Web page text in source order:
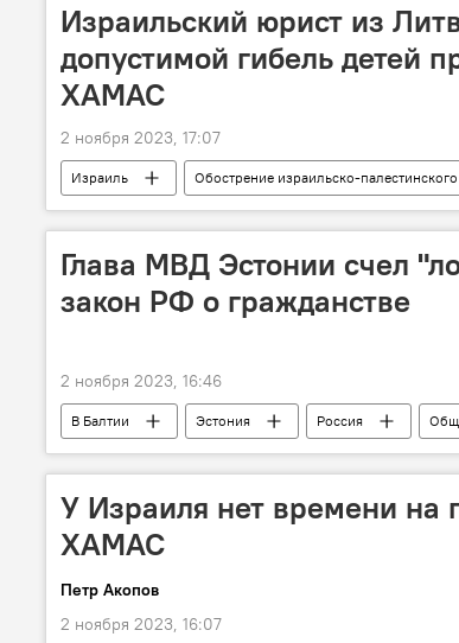
Израильский юрист из
допустимой гибель детей
ХАМАС
2 ноября 2023, 17:07
Израиль Обострение израильско-
гетто
Глава МВД Эстонии счел
закон РФ о гражданстве
2 ноября 2023, 16:46
В Балтии Эстония Россия
У Израиля нет времени на
ХАМАС
Петр Акопов
2 ноября 2023, 16:07